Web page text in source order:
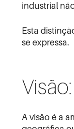
industrial
Esta
se expressa.
A visão é a